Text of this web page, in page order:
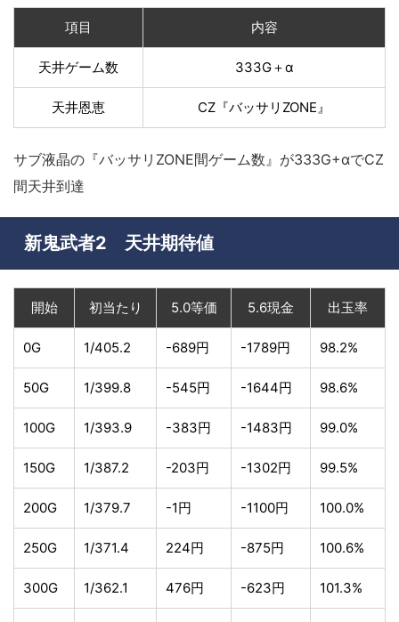
項目 内容
天井ゲーム数 333G＋α
天井恩恵 CZ『バッサリZONE』
サブ液晶の『バッサリZONE間ゲーム数』が333G+αでCZ
間天井到達
新鬼武者2 天井期待値
開始 初当たり 5.0等価 5.6現金 出玉率
0G 1/405.2 -689円 -1789円 98.2%
50G 1/399.8 -545円 -1644円 98.6%
100G 1/393.9 -383円 -1483円 99.0%
150G 1/387.2 -203円 -1302円 99.5%
200G 1/379.7 -1円 -1100円 100.0%
250G 1/371.4 224円 -875円 100.6%
300G 1/362.1 476円 -623円 101.3%